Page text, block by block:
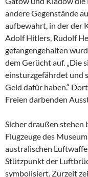
andere Gegenstände
aufbewahrt, in der der
Adolf Hitlers, Rudolf
gefangengehalten
dem Gerücht auf. „Die
einsturzgefährdet und
Geld dafür haben.“
Freien darbenden
Sicher draußen stehen
Flugzeuge des
australischen
Stützpunkt der
symbolisiert. Zurzeit